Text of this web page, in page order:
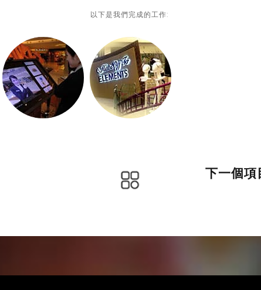
以下是我們完成的工作:
下一個項